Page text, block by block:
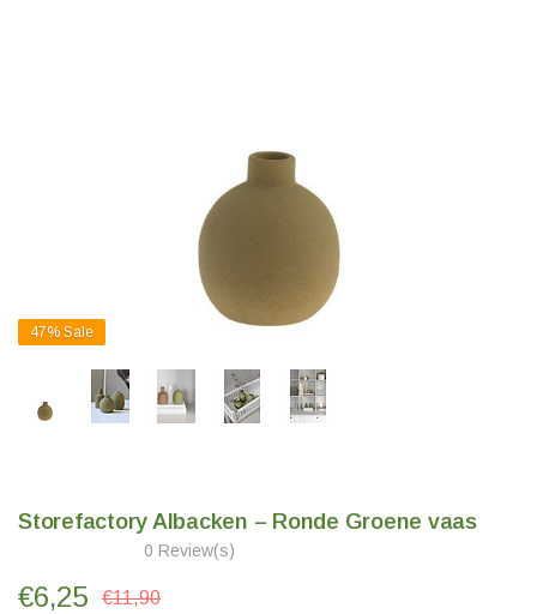
47% Sale
Storefactory Albacken – Ronde Groene vaas
0 Review(s)
€6,25 €11,90